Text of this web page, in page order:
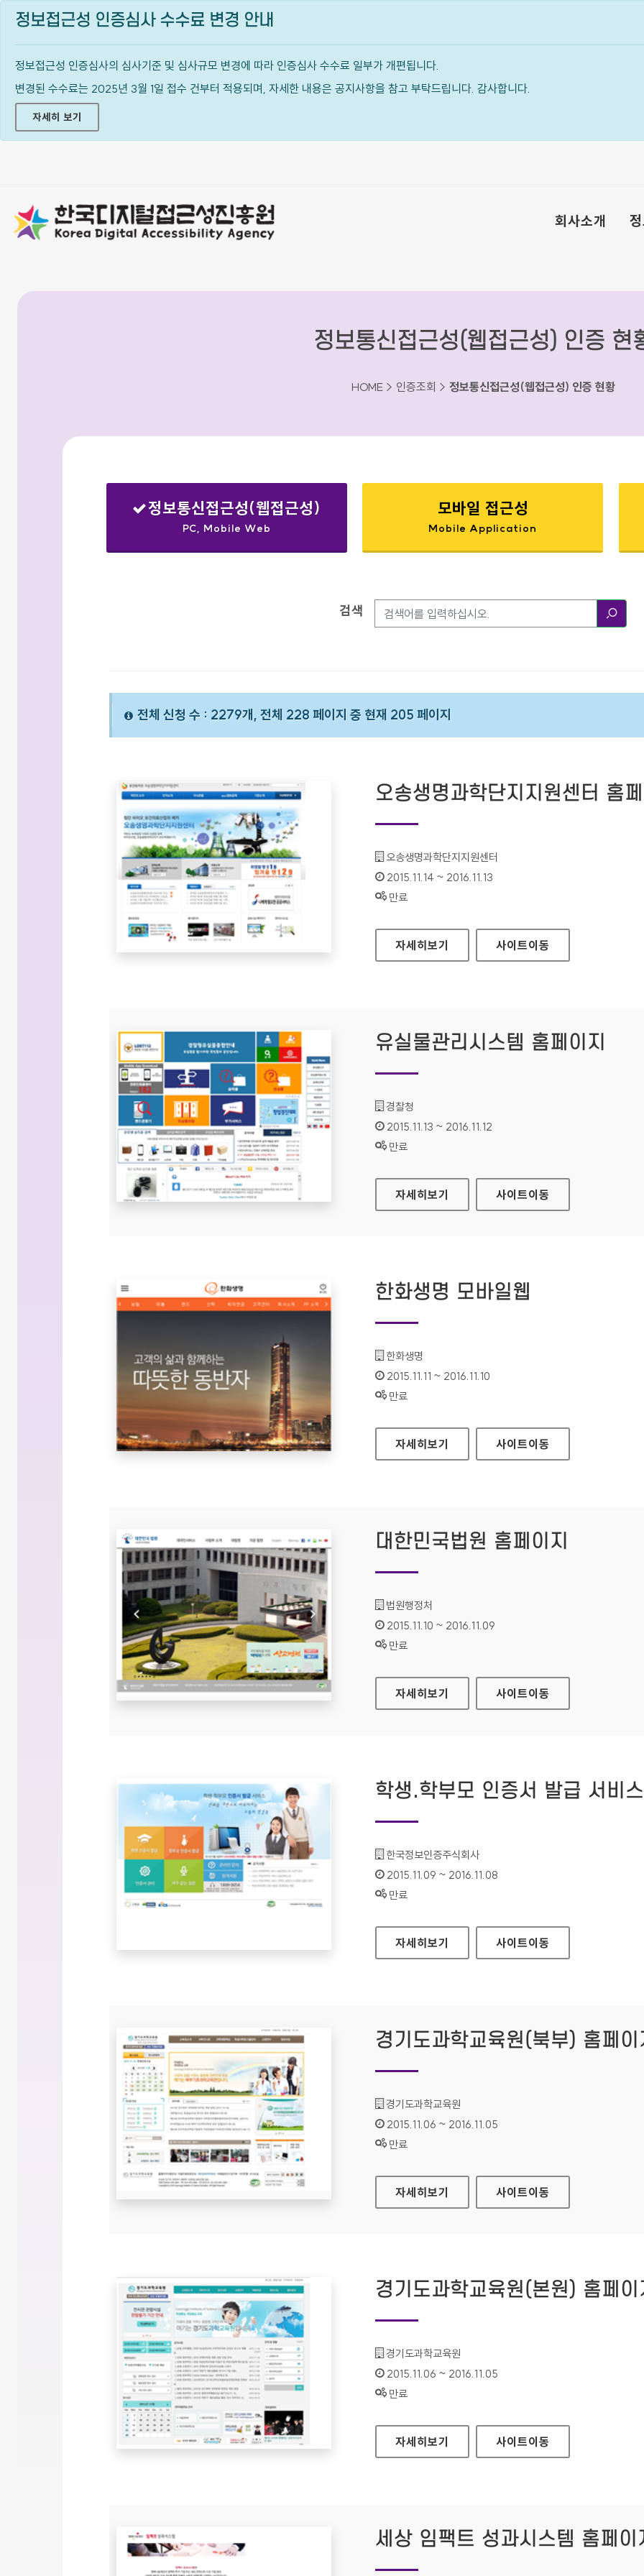
정보접근성 인증심사 수수료 변경 안내
정보접근성 인증심사의 심사기준 및 심사규모 변경에 따라 인증심사 수수료 일부가 개편됩니다.
변경된 수수료는 2025년 3월 1일 접수 건부터 적용되며, 자세한 내용은 공지사항을 참고 부탁드립니다. 감사합니다.
자세히 보기
회사소개
정보통신접근성(웹접근성) 인증 현
HOME > 인증조회 > 정보통신접근성(웹접근성) 인증 현황
정보통신접근성(웹접근성)
PC, Mobile Web
모바일 접근성
Mobile Application
검색
전체 신청 수 : 2279개, 전체 228 페이지 중 현재 205 페이지
오송생명과학단지지원센터 홈
기관명 :
오송생명과학단지지원센터
인증기간 :
2015.11.14 ~ 2016.11.13
상태 :
만료
오송생명과학단지지원센터 홈페이지
자세히보기 사이트이동
유실물관리시스템 홈페이지
기관명 :
경찰청
인증기간 :
2015.11.13 ~ 2016.11.12
상태 :
만료
유실물관리시스템 홈페이지
자세히보기 사이트이동
한화생명 모바일웹
기관명 :
한화생명
인증기간 :
2015.11.11 ~ 2016.11.10
상태 :
만료
한화생명 모바일웹
자세히보기 사이트이동
대한민국법원 홈페이지
기관명 :
법원행정처
인증기간 :
2015.11.10 ~ 2016.11.09
상태 :
만료
대한민국법원 홈페이지
자세히보기 사이트이동
학생.학부모 인증서 발급 서비
기관명 :
한국정보인증주식회사
인증기간 :
2015.11.09 ~ 2016.11.08
상태 :
만료
학생.학부모 인증서 발급 서비스 홈페이지
자세히보기 사이트이동
경기도과학교육원(북부) 홈페이
기관명 :
경기도과학교육원
인증기간 :
2015.11.06 ~ 2016.11.05
상태 :
만료
경기도과학교육원(북부) 홈페이지
자세히보기 사이트이동
경기도과학교육원(본원) 홈페이
기관명 :
경기도과학교육원
인증기간 :
2015.11.06 ~ 2016.11.05
상태 :
만료
경기도과학교육원(본원) 홈페이지
자세히보기 사이트이동
세상 임팩트 성과시스템 홈페이